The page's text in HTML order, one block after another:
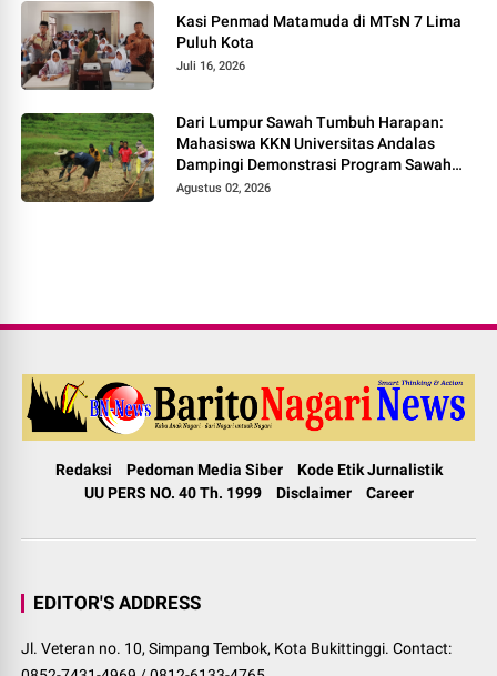
Kasi Penmad Matamuda di MTsN 7 Lima
Puluh Kota
Juli 16, 2026
Dari Lumpur Sawah Tumbuh Harapan:
Mahasiswa KKN Universitas Andalas
Dampingi Demonstrasi Program Sawah
Pokok Murah di Jorong Bayua
Agustus 02, 2026
Redaksi Pedoman Media Siber
Kode Etik Jurnalistik
UU PERS NO. 40 Th. 1999
Disclaimer Career
EDITOR'S ADDRESS
Jl. Veteran no. 10, Simpang Tembok, Kota Bukittinggi. Contact: